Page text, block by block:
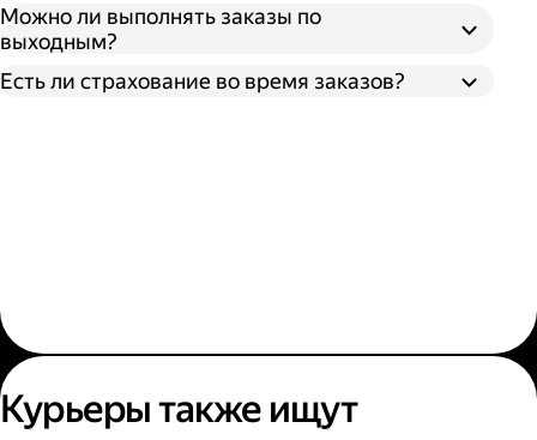
Можно ли выполнять заказы по
выходным?
Есть ли страхование во время заказов?
Курьеры также ищут